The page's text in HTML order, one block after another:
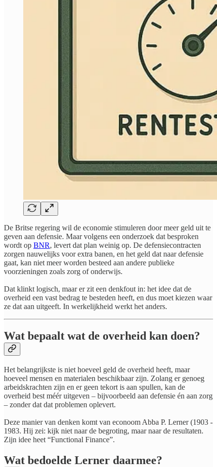
De Britse regering wil de economie stimuleren door meer geld uit te
geven aan defensie. Maar volgens een onderzoek dat besproken
wordt op BNR, levert dat plan weinig op. De defensiecontracten
zorgen nauwelijks voor extra banen, en het geld dat naar defensie
gaat, kan niet meer worden besteed aan andere publieke
voorzieningen zoals zorg of onderwijs.
Dat klinkt logisch, maar er zit een denkfout in: het idee dat de
overheid een vast bedrag te besteden heeft, en dus moet kiezen waar
ze dat aan uitgeeft. In werkelijkheid werkt het anders.
​Wat bepaalt wat de overheid kan doen?
Het belangrijkste is niet hoeveel geld de overheid heeft, maar
hoeveel mensen en materialen beschikbaar zijn. Zolang er genoeg
arbeidskrachten zijn en er geen tekort is aan spullen, kan de
overheid best méér uitgeven – bijvoorbeeld aan defensie én aan zorg
– zonder dat dat problemen oplevert.
Deze manier van denken komt van econoom Abba P. Lerner (1903 -
1983. Hij zei: kijk niet naar de begroting, maar naar de resultaten.
Zijn idee heet “Functional Finance”.
​Wat bedoelde Lerner daarmee?